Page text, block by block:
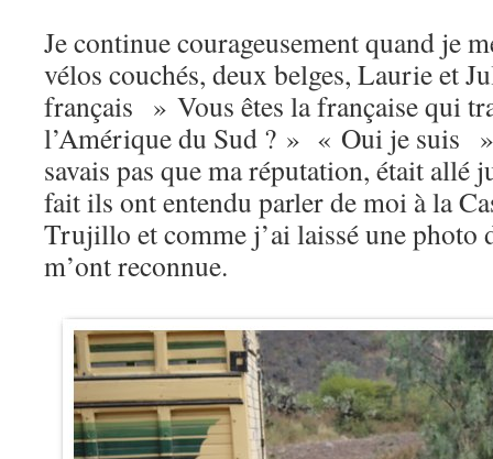
Je continue courageusement quand je
vélos couchés, deux belges, Laurie et
français » Vous êtes la française qui
l’Amérique du Sud ? » « Oui je suis
savais pas que ma réputation, était
fait ils ont entendu parler de moi à la
Trujillo et comme j’ai laissé une photo
m’ont reconnue.